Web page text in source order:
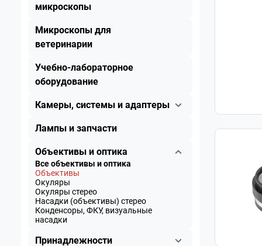
микроскопы
Микроскопы для
ветеринарии
Учебно-лабораторное
оборудование
Камеры, системы и адаптеры
Лампы и запчасти
Объективы и оптика
Все объективы и оптика
Объективы
Окуляры
Окуляры стерео
Насадки (объективы) стерео
Конденсоры, ФКУ, визуальные
насадки
Принадлежности